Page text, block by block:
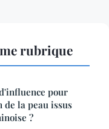
rubrique
pour
la peau issus
?